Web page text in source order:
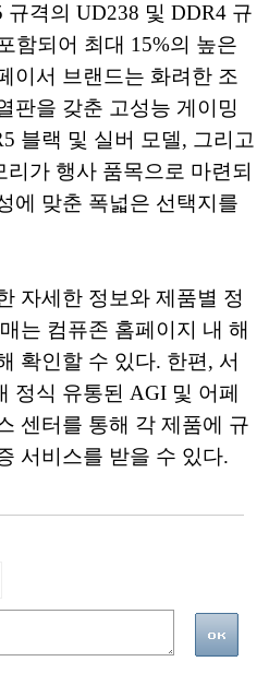
격의 UD238 및 DDR4 규
함되어 최대 15%의 높은
이서 브랜드는 화려한 조
판을 갖춘 고성능 게이밍
블랙 및 실버 모델, 그리고
가 행사 품목으로 마련되
에 맞춘 폭넓은 선택지를
자세한 정보와 제품별 정
는 컴퓨존 홈페이지 내 해
확인할 수 있다. 한편, 서
정식 유통된 AGI 및 어페
센터를 통해 각 제품에 규
서비스를 받을 수 있다.